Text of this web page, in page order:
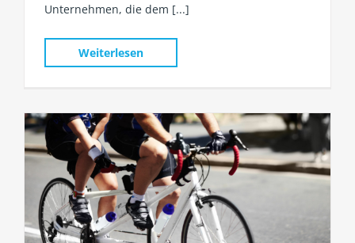
Unternehmen, die dem [...]
Weiterlesen